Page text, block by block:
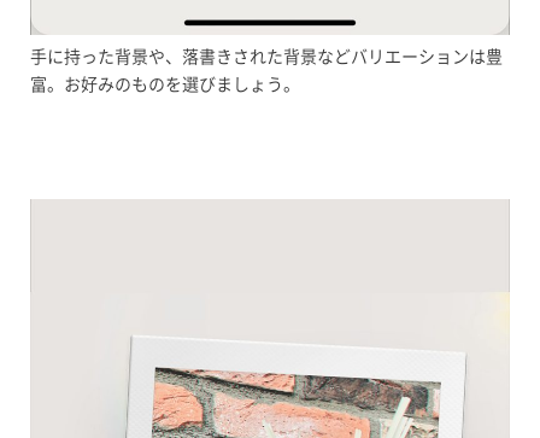
手に持った背景や、落書きされた背景などバリエーションは豊
富。お好みのものを選びましょう。